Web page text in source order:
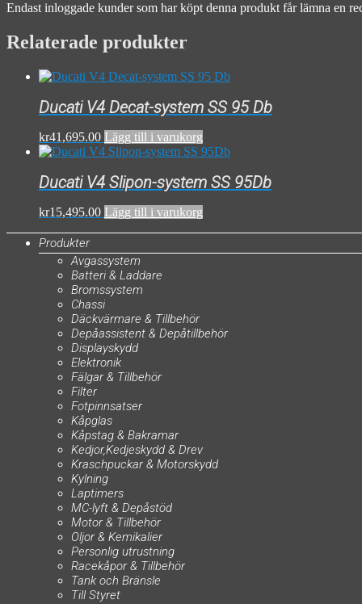
Endast inloggade kunder som har köpt denna produkt får lämna en
Relaterade produkter
Ducati V4 Decat-system SS 95 Db
kr41,695.00 Lägg till i varukorg
Ducati V4 Slipon-system SS 95Db
kr15,495.00 Lägg till i varukorg
Produkter
Avgassystem
Batteri & Laddare
Bromssystem
Chassi
Däckvärmare & Tillbehör
Depåassistent & Depåtillbehör
Displayskydd
Elektronik
Fälgar & Tillbehör
Filter
Fotpinnsatser
Kåpglas
Kåpstag & Bakramar
Kedjor,Kedjeskydd & Drev
Kraschpuckar & Motorskydd
Kylning
Laptimers
MC-lyft & Depåstöd
Motor & Tillbehör
Oljor & Kemikalier
Personlig utrustning
Racekåpor & Tillbehör
Tank och Bränsle
Till Styret